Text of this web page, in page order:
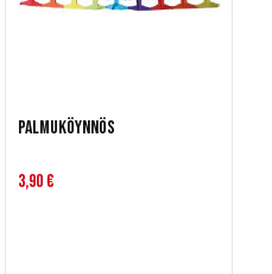
Palmuköynnös
3,90 €